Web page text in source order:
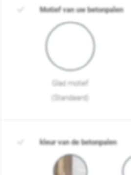
Motief van uw betonpalen
Glad motief
(Standaard)
kleur van de betonpalen